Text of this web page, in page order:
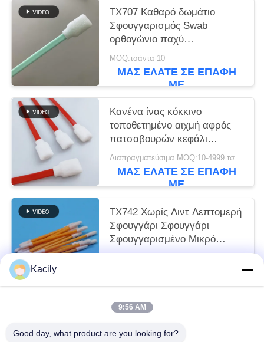
TX707 Καθαρό δωμάτιο
Σφουγγαρισμός Swab
ορθογώνιο παχύ
Σφουγγαρισμός Τύπος
εκτυπωτή Καθαρό
MOQ:τσάντα 10
ΜΑΣ ΕΛΆΤΕ ΣΕ ΕΠΑΦΉ
ΜΕ
Κανένα ίνας κόκκινο
τοποθετημένο αιχμή αφρός
πατσαβουρών κεφάλι
σφουγγαριών ορθογωνίων
τετραγωνικό
Διαπραγματεύσιμα MOQ:10-4999 τσάντες
ΜΑΣ ΕΛΆΤΕ ΣΕ ΕΠΑΦΉ
ΜΕ
TX742 Χωρίς Λιντ Λεπτομερή
Σφουγγάρι Σφουγγάρι
Σφουγγαρισμένο Μικρό
Σφουγγαρισμένο Σφουγγάρι
ΜΕ
Kacily
9:56 AM
Good day, what product are you looking for?